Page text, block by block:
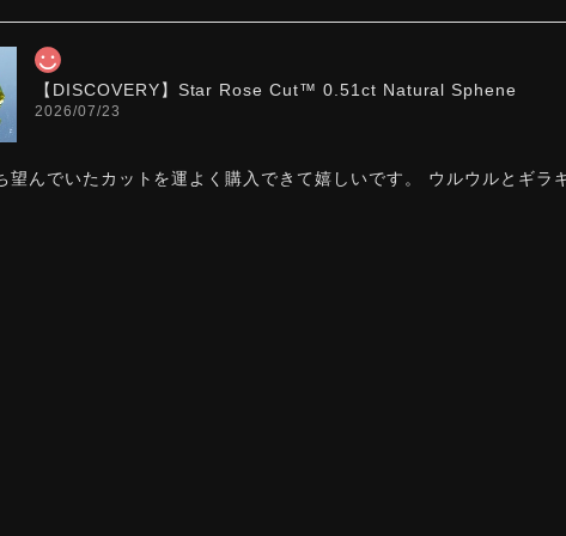
【DISCOVERY】Star Rose Cut™️ 0.51ct Natural Sphene
2026/07/23
望んでいたカットを運よく購入できて嬉しいです。 ウルウルとギラ